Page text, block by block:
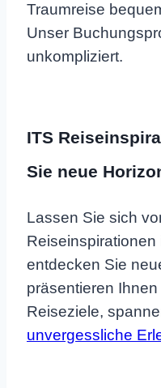
Traumreise
Unser
unkompliziert.
ITS
Sie neue
Lassen Sie sich
Reiseinspirationen
entdecken Sie
präsentieren
Reiseziele,
unvergessliche